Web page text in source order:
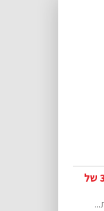
מפצל HDMI לשני מסכים 3D 1.4 של